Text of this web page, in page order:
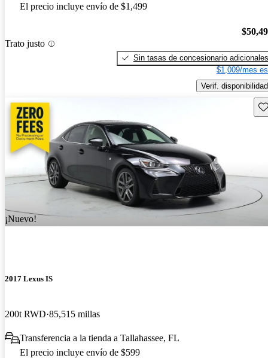
El precio incluye envío de $1,499
Trato justo
Sin tasas de concesionario adicionales
$1,009/mes
Verif. disponibilidad
¡Nuevo!
2017 Lexus IS
200t RWD 85,515 millas
Transferencia a la tienda a Tallahassee, FL
El precio incluye envío de $599